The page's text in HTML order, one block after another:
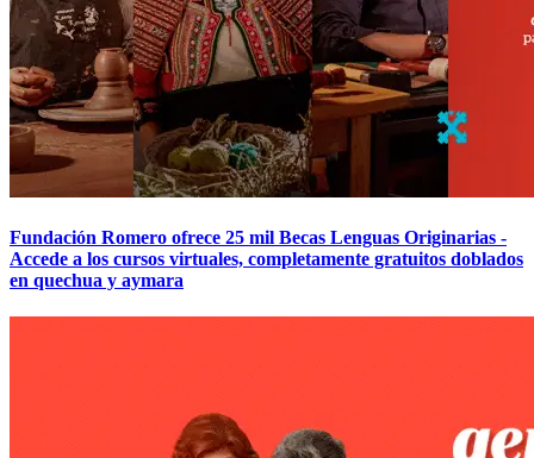
Fundación Romero ofrece 25 mil Becas Lenguas Originarias -
Accede a los cursos virtuales, completamente gratuitos doblados
en quechua y aymara